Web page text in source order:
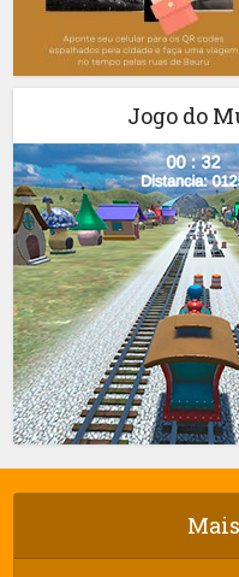
Jogo do